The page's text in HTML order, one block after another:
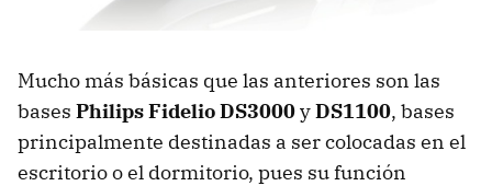
Mucho más básicas que las anteriores son las
bases Philips Fidelio DS3000yDS1100, bases
principalmente destinadas a ser colocadas en el
escritorio o el dormitorio, pues su función